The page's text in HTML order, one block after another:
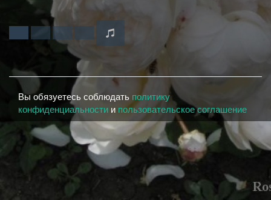
Вы обязуетесь соблюдать политику
конфиденциальности и пользовательское соглашение